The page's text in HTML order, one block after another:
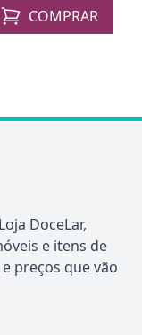
COMPRAR
DoceLar,
e itens de
preços que vão